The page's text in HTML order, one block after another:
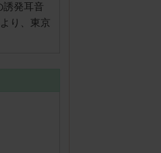
誘発耳音
り、東京